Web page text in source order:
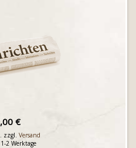
€
zzgl. Versand
2 Werktage